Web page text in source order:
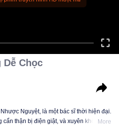
Dễ Chọc
Nguyệt, là một bác sĩ thời hiện đại.
thận bị điện giật, và xuyên không về
More